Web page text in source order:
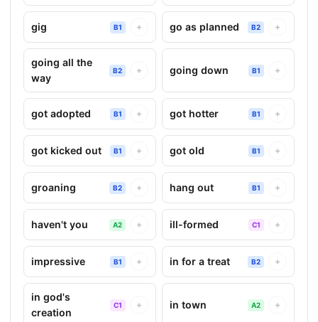
gig B1 + go as planned B2 +
going all the
way
B2 + going down B1 +
got adopted B1 + got hotter B1 +
got kicked out B1 + got old B1 +
groaning B2 + hang out B1 +
haven't you A2 + ill-formed C1 +
impressive B1 + in for a treat B2 +
in god's
creation
C1 + in town A2 +